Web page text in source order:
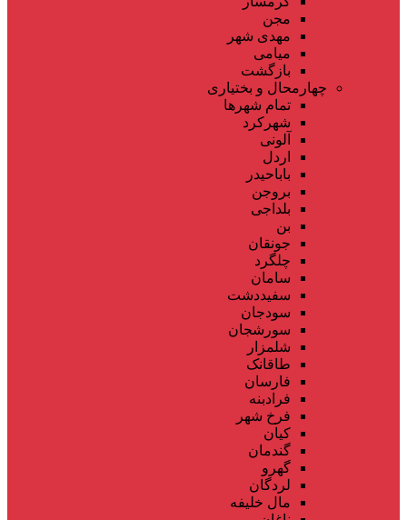
مجن
مهدی شهر
میامی
بازگشت
چهارمحال و بختیاری
تمام شهر‌ها
شهرکرد
آلونی
اردل
باباحیدر
بروجن
بلداجی
بن
جونقان
چلگرد
سامان
سفیددشت
سودجان
سورشجان
شلمزار
طاقانک
فارسان
فرادبنه
فرخ شهر
کیان
گندمان
گهرو
لردگان
مال خلیفه